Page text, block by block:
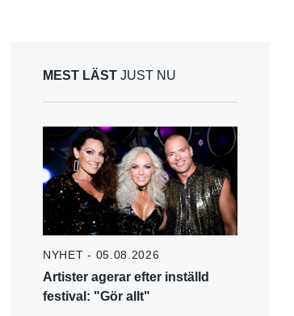
MEST LÄST JUST NU
NYHET - 05.08.2026
Artister agerar efter inställd
festival: "Gör allt"